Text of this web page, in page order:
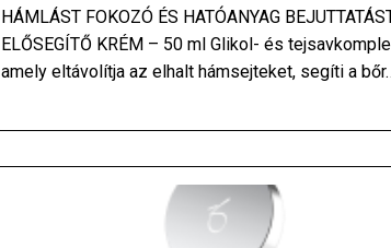
HÁMLÁST FOKOZÓ ÉS HATÓANYAG
ELŐSEGÍTŐ KRÉM – 50 ml Glikol- és
amely eltávolítja az elhalt hámsejteket, segíti a